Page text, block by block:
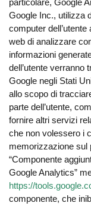
particolare, Google
Google Inc., utilizza
computer
web di analizzare
informazioni
dell’utente verranno
Google negli Stati
allo scopo di
parte dell’utente,
fornire altri servizi
che non volessero i
memorizzazione sul
“Componente
Google Analytics”
https://
componente, che